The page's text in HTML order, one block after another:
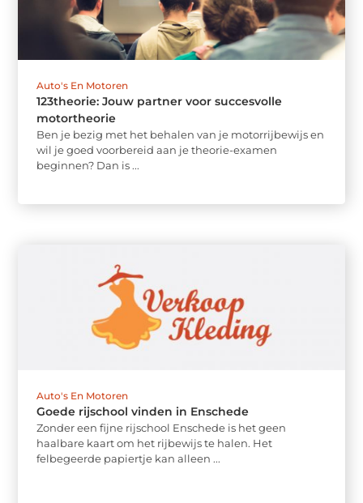
Auto's En Motoren
123theorie: Jouw partner voor succesvolle
motortheorie
Ben je bezig met het behalen van je motorrijbewijs en
wil je goed voorbereid aan je theorie-examen
beginnen? Dan is ...
Auto's En Motoren
Goede rijschool vinden in Enschede
Zonder een fijne rijschool Enschede is het geen
haalbare kaart om het rijbewijs te halen. Het
felbegeerde papiertje kan alleen ...